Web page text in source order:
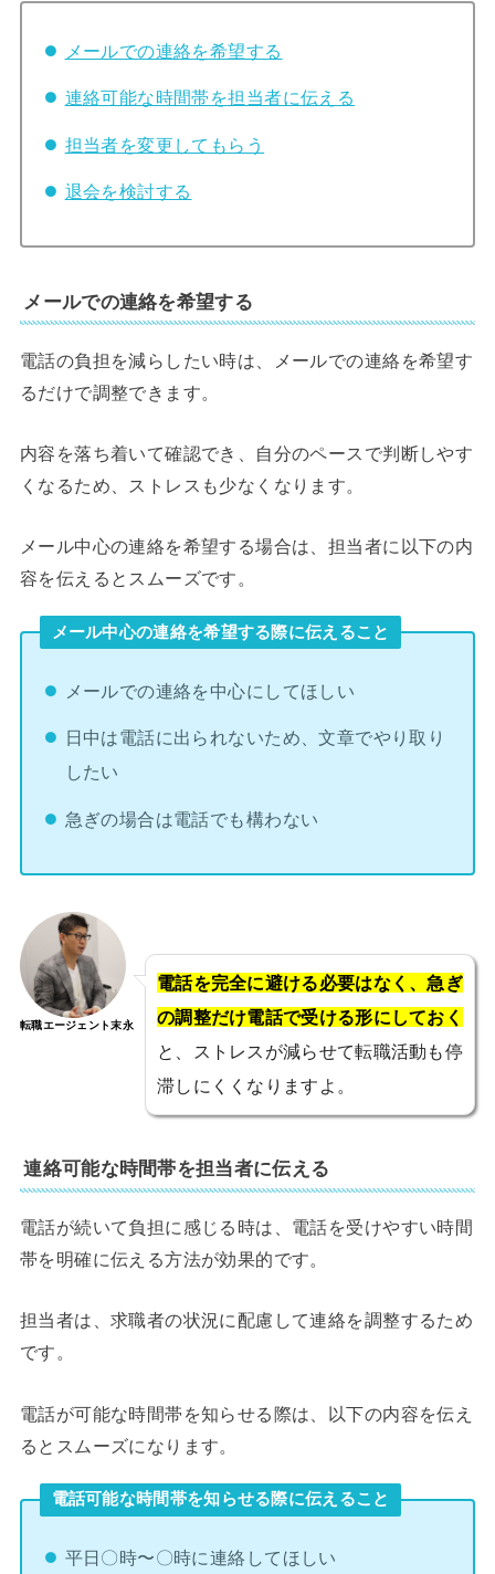
メールでの連絡を希望する
連絡可能な時間帯を担当者に伝える
担当者を変更してもらう
退会を検討する
メールでの連絡を希望する
電話の負担を減らしたい時は、メールでの連絡を希望す
るだけで調整できます。
内容を落ち着いて確認でき、自分のペースで判断しやす
くなるため、ストレスも少なくなります。
メール中心の連絡を希望する場合は、担当者に以下の内
容を伝えるとスムーズです。
メール中心の連絡を希望する際に伝えること
メールでの連絡を中心にしてほしい
日中は電話に出られないため、文章でやり取り
したい
急ぎの場合は電話でも構わない
転職エージェント末永
電話を完全に避ける必要はなく、急ぎ
の調整だけ電話で受ける形にしておく
と、ストレスが減らせて転職活動も停
滞しにくくなりますよ。
連絡可能な時間帯を担当者に伝える
電話が続いて負担に感じる時は、電話を受けやすい時間
帯を明確に伝える方法が効果的です。
担当者は、求職者の状況に配慮して連絡を調整するため
です。
電話が可能な時間帯を知らせる際は、以下の内容を伝え
るとスムーズになります。
電話可能な時間帯を知らせる際に伝えること
平日〇時〜〇時に連絡してほしい